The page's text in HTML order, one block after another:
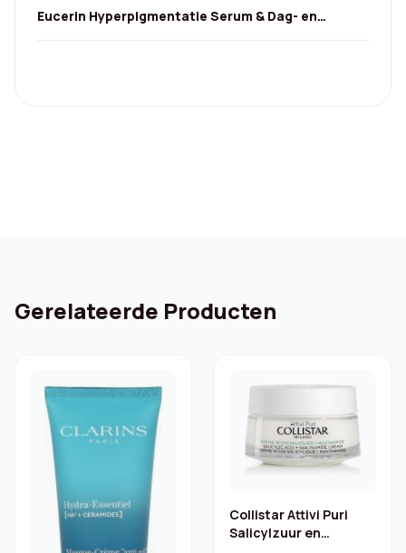
Eucerin Hyperpigmentatie Serum & Dag- en
Gerelateerde Producten
Collistar Attivi Puri
Salicylzuur en